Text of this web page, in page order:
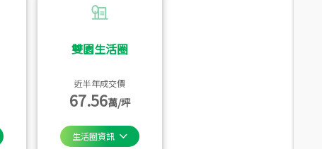
雙園生活圈
近半年成交價
67.56萬/坪
生活圈資訊